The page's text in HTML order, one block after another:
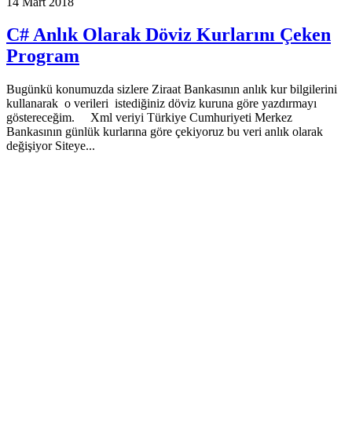
C# Anlık Olarak Döviz Kurlarını Çeken
Program
Bugünkü konumuzda sizlere Ziraat Bankasının anlık kur bilgilerini
kullanarak o verileri istediğiniz döviz kuruna göre yazdırmayı
göstereceğim. Xml veriyi Türkiye Cumhuriyeti Merkez
Bankasının günlük kurlarına göre çekiyoruz bu veri anlık olarak
değişiyor Siteye...